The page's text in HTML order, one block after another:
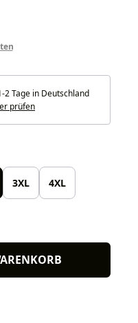
2 Tage in Deutschland
prüfen
3XL 4XL